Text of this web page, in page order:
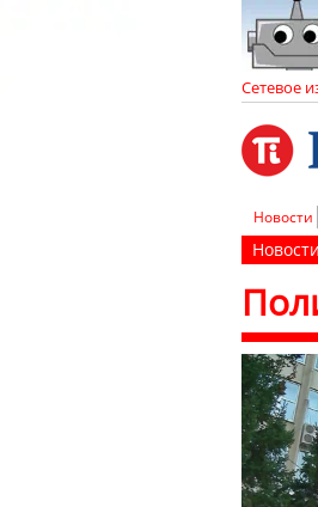
Сетевое
Новости
Новости